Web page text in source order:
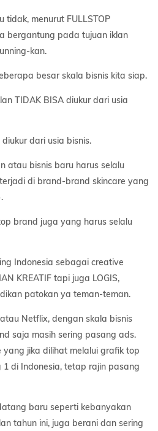
tidak, menurut FULLSTOP
bergantung pada tujuan iklan
kan.
besar skala bisnis kita siap.
TIDAK BISA diukur dari usia
dari usia bisnis.
atau bisnis baru harus selalu
di brand-brand skincare yang
brand juga yang harus selalu
Indonesia sebagai creative
KREATIF tapi juga LOGIS,
patokan ya teman-teman.
Netflix, dengan skala bisnis
saja masih sering pasang ads.
yang jika dilihat melalui grafik top
1 di Indonesia, tetap rajin pasang
baru seperti kebanyakan
tahun ini, juga berani dan sering